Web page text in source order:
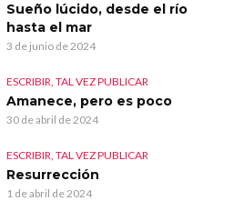
Sueño lúcido, desde el río
hasta el mar
3 de junio de 2024
ESCRIBIR, TAL VEZ PUBLICAR
Amanece, pero es poco
30 de abril de 2024
ESCRIBIR, TAL VEZ PUBLICAR
Resurrección
1 de abril de 2024